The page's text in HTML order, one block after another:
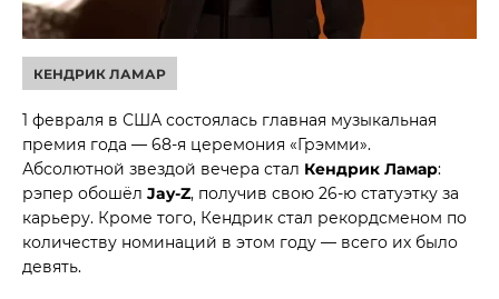
КЕНДРИК ЛАМАР
1 февраля в США состоялась главная музыкальная
премия года — 68-я церемония «Грэмми».
Абсолютной звездой вечера стал Кендрик Ламар:
рэпер обошёл Jay-Z, получив свою 26-ю статуэтку за
карьеру. Кроме того, Кендрик стал рекордсменом по
количеству номинаций в этом году — всего их было
девять.